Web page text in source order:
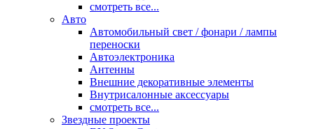
смотреть все...
Авто
Автомобильный свет / фонари / лампы
переноски
Автоэлектроника
Антенны
Внешние декоративные элементы
Внутрисалонные аксессуары
смотреть все...
Звездные проекты